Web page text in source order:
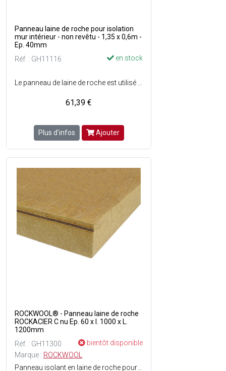
Panneau laine de roche pour isolation
mur intérieur - non revêtu - 1,35 x 0,6m -
Ep. 40mm
Réf. : GH11116
en stock
61,39 €
Plus d'infos Ajouter
ROCKWOOL® - Panneau laine de roche
ROCKACIER C nu Ep. 60 x l. 1000 x L.
1200mm
Réf. : GH11300
bientôt disponible
Marque : ROCKWOOL